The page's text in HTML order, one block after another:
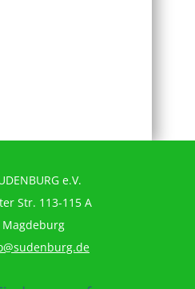
e.V.
Str. 113-115 A
Magdeburg